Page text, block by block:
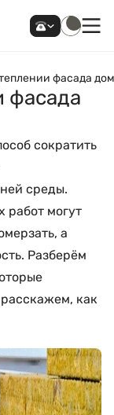
фасада
фасада
сократить
среды.
работ могут
а
Разберём
как